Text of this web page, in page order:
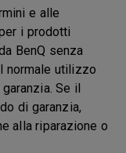
e alle
i prodotti
BenQ senza
normale utilizzo
Se il
di garanzia,
alla riparazione o